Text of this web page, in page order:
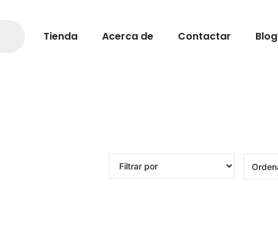
Tienda Acerca de Contactar Blog